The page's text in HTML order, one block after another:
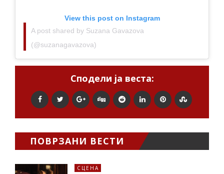
View this post on Instagram
A post shared by Suzana Gavazova
(@suzanagavazova)
Сподели ја веста:
ПОВРЗАНИ ВЕСТИ
СЦЕНА